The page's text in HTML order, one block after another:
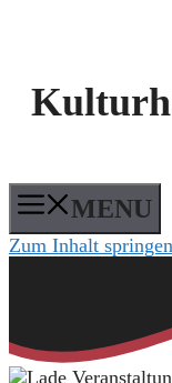
MENU
Zum Inhalt springen